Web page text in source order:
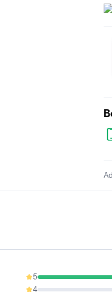
5
100%
4